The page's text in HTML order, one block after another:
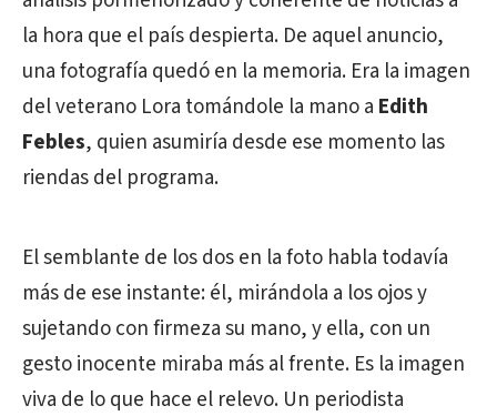
la hora que el país despierta. De aquel anuncio,
una fotografía quedó en la memoria. Era la imagen
del veterano Lora tomándole la mano a Edith
Febles, quien asumiría desde ese momento las
riendas del programa.
El semblante de los dos en la foto habla todavía
más de ese instante: él, mirándola a los ojos y
sujetando con firmeza su mano, y ella, con un
gesto inocente miraba más al frente. Es la imagen
viva de lo que hace el relevo. Un periodista